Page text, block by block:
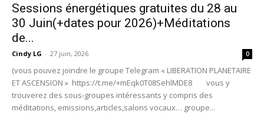
Sessions énergétiques gratuites du 28 au
30 Juin(+dates pour 2026)+Méditations
de...
Cindy LG - 27 juin, 2026 0
(vous pouvez joindre le groupe Telegram « LIBERATION PLANETAIRE
ET ASCENSION » https://t.me/+mEqk0T08SehlMDE8 vous y
trouverez des sous-groupes intéressants y compris des
méditations, emissions,articles,salons vocaux… groupe...